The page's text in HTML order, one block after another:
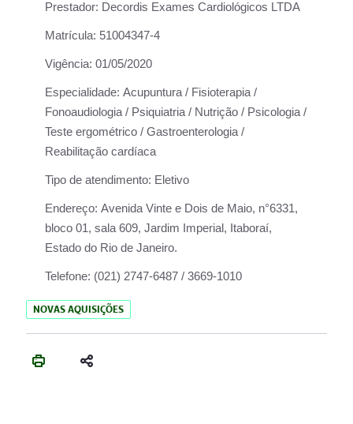
Prestador: Decordis Exames Cardiológicos LTDA
Matrícula: 51004347-4
Vigência: 01/05/2020
Especialidade: Acupuntura / Fisioterapia /
Fonoaudiologia / Psiquiatria / Nutrição / Psicologia /
Teste ergométrico / Gastroenterologia /
Reabilitação cardíaca
Tipo de atendimento: Eletivo
Endereço: Avenida Vinte e Dois de Maio, n°6331,
bloco 01, sala 609, Jardim Imperial, Itaboraí,
Estado do Rio de Janeiro.
Telefone: (021) 2747-6487 / 3669-1010
NOVAS AQUISIÇÕES